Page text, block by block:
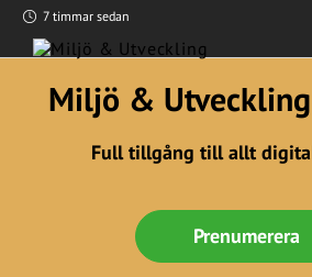
7 timmar sedan
Miljö &
Full tillgång till allt
Prenumerera